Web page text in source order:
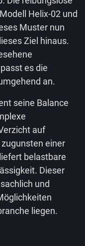
Helix-02 und
Muster nun
Ziel hinaus.
es die
an.
seine Balance
auf
einer
belastbare
Dieser
und
liegen.